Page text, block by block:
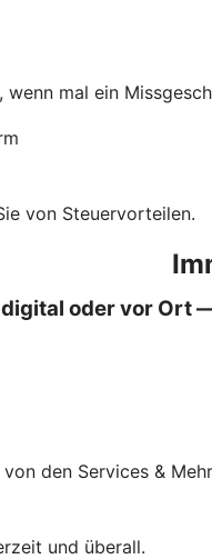
mal ein
von Steuervorteilen.
oder vor Ort
und überall.